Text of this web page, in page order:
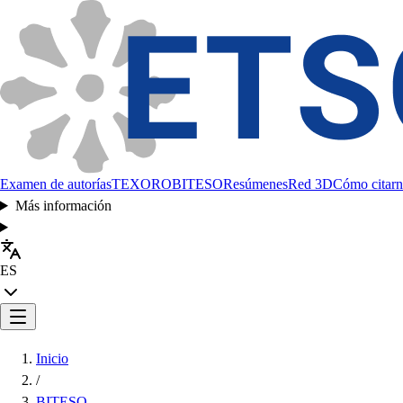
Examen de autoríasTEXOROBITESOResúmenesRed 3DCómo
Más información
ES
Inicio
/